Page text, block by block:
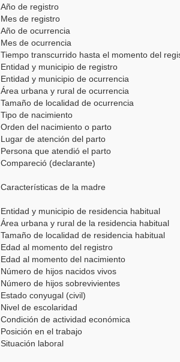
Año de registro
Mes de registro
Año de ocurrencia
Mes de ocurrencia
Tiempo transcurrido hasta el momento del
Entidad y municipio de registro
Entidad y municipio de ocurrencia
Área urbana y rural de ocurrencia
Tamaño de localidad de ocurrencia
Tipo de nacimiento
Orden del nacimiento o parto
Lugar de atención del parto
Persona que atendió el parto
Compareció (declarante)
Características de la madre
Entidad y municipio de residencia habitual
Área urbana y rural de la residencia habitual
Tamaño de localidad de residencia habitual
Edad al momento del registro
Edad al momento del nacimiento
Número de hijos nacidos vivos
Número de hijos sobrevivientes
Estado conyugal (civil)
Nivel de escolaridad
Condición de actividad económica
Posición en el trabajo
Situación laboral